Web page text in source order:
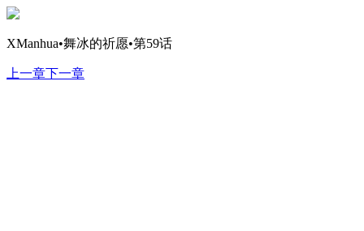
XManhua•舞冰的祈愿•第59话
上一章下一章